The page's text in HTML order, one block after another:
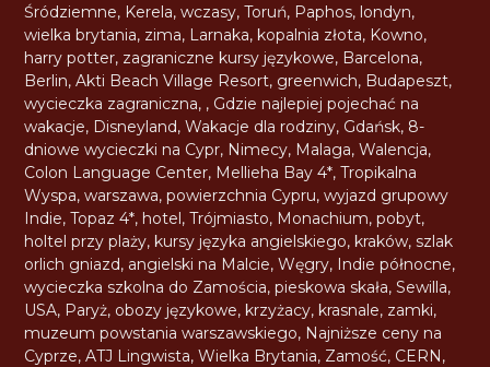
Śródziemne, Kerela,wczasy,Toruń, Paphos, londyn,
wielka brytania, zima, Larnaka, kopalnia złota, Kowno,
harry potter, zagraniczne kursy językowe, Barcelona,
Berlin,Akti Beach Village Resort, greenwich, Budapeszt,
wycieczka zagraniczna, , Gdzie najlepiej pojechać na
wakacje, Disneyland,Wakacje dla rodziny, Gdańsk, 8-
dniowe wycieczki na Cypr, Nimecy, Malaga,Walencja,
Colon Language Center, Mellieha Bay 4*,Tropikalna
Wyspa,warszawa,powierzchnia Cypru,wyjazd grupowy
Indie,Topaz 4*, hotel,Trójmiasto, Monachium,pobyt,
holtel przy plaży, kursy języka angielskiego, kraków,szlak
orlich gniazd, angielski na Malcie,Węgry, Indie północne,
wycieczka szkolna do Zamościa,pieskowa skała,Sewilla,
USA, Paryż, obozy językowe, krzyżacy, krasnale, zamki,
muzeum powstania warszawskiego, Najniższe ceny na
Cyprze,ATJ Lingwista,Wielka Brytania, Zamość, CERN,